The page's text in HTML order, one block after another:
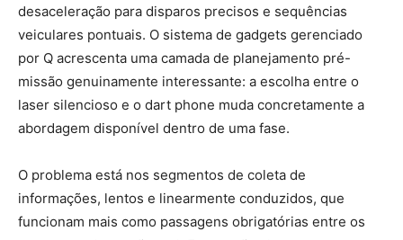
desaceleração para disparos precisos e sequências
veiculares pontuais. O sistema de gadgets gerenciado
por Q acrescenta uma camada de planejamento pré-
missão genuinamente interessante: a escolha entre o
laser silencioso e o dart phone muda concretamente a
abordagem disponível dentro de uma fase.
O problema está nos segmentos de coleta de
informações, lentos e linearmente conduzidos, que
funcionam mais como passagens obrigatórias entre os